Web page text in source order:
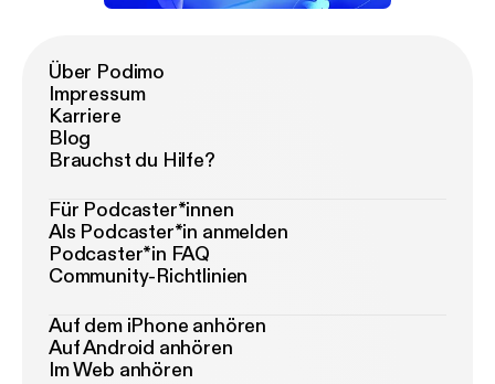
Über Podimo
Impressum
Karriere
Blog
Brauchst du Hilfe?
Für Podcaster*innen
Als Podcaster*in anmelden
Podcaster*in FAQ
Community-Richtlinien
Auf dem iPhone anhören
Auf Android anhören
Im Web anhören